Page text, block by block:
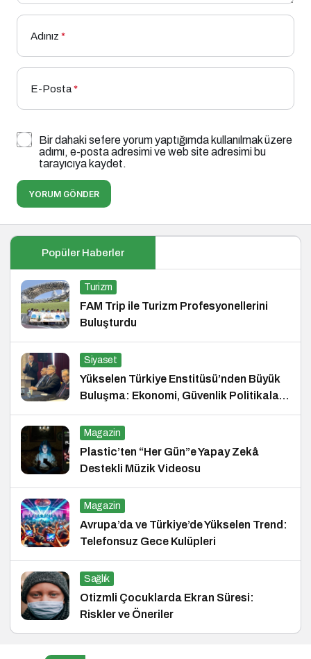
Adınız *
E-Posta*
Bir dahaki sefere yorum yaptığımda kullanılmak üzere
adımı, e-posta adresimi ve web site adresimi bu
tarayıcıya kaydet.
YORUM GÖNDER
Popüler Haberler
Turizm
FAM Trip ile Turizm Profesyonellerini
Buluşturdu
Siyaset
Yükselen Türkiye Enstitüsü’nden Büyük
Buluşma: Ekonomi, Güvenlik Politikaları
ve Hukuk Konferansı
Magazin
Plastic’ten “Her Gün”e Yapay Zekâ
Destekli Müzik Videosu
Magazin
Avrupa’da ve Türkiye’de Yükselen Trend:
Telefonsuz Gece Kulüpleri
Sağlık
Otizmli Çocuklarda Ekran Süresi:
Riskler ve Öneriler